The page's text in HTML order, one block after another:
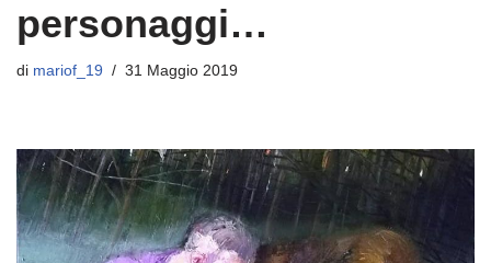
personaggi…
di mariof_19 31 Maggio 2019